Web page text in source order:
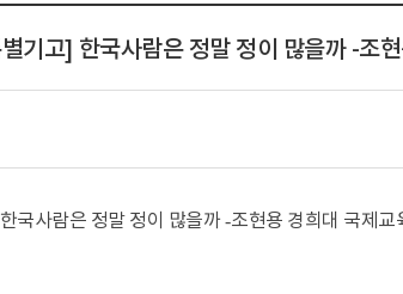
기고] 한국사람은 정말 정이 많을까 -조
한국사람은 정말 정이 많을까-조현용 경희대 국제교